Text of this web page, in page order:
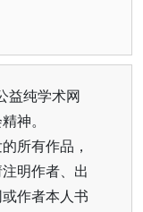
益纯学术网
神。
所有作品，
明作者、出
作者本人书